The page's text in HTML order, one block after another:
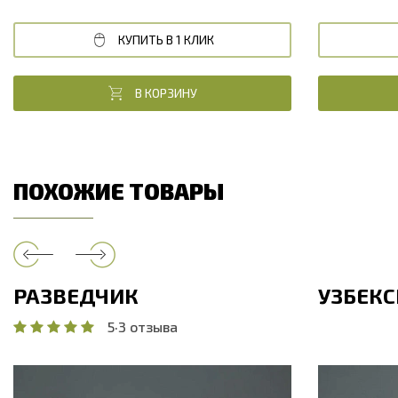
КУПИТЬ В 1 КЛИК
В КОРЗИНУ
ПОХОЖИЕ ТОВАРЫ
РАЗВЕДЧИК
5·3 отзыва